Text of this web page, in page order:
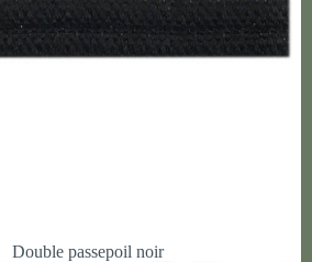
Double passepoil noir